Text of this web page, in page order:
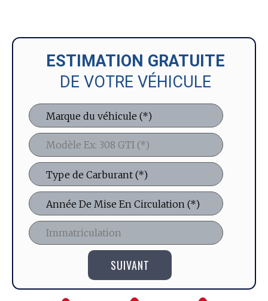
ESTIMATION GRATUITE
DE VOTRE VÉHICULE
SUIVANT